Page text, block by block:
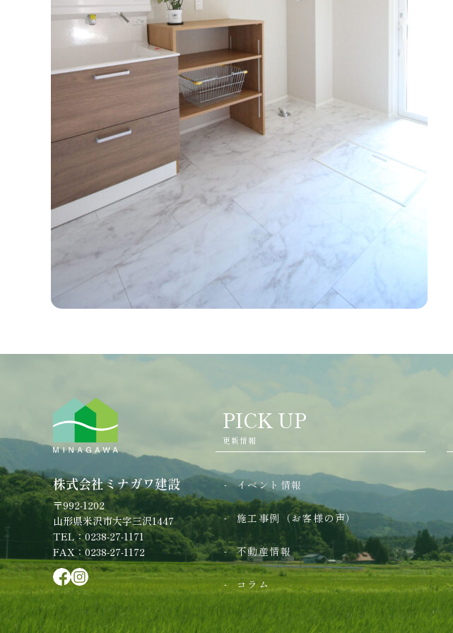
株式会社ミナガワ建設
〒992-1202
山形県米沢市大字三沢1447
TEL：0238-27-1171
FAX：0238-27-1172
PICK UP
更新情報
イベント情報
施工事例（お客様の声）
不動産情報
コラム